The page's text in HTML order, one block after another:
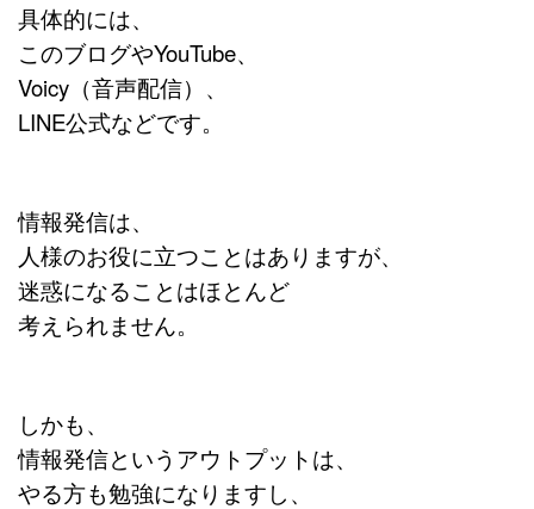
具体的には、
このブログやYouTube、
Voicy（音声配信）、
LINE公式などです。
情報発信は、
人様のお役に立つことはありますが、
迷惑になることはほとんど
考えられません。
しかも、
情報発信というアウトプットは、
やる方も勉強になりますし、